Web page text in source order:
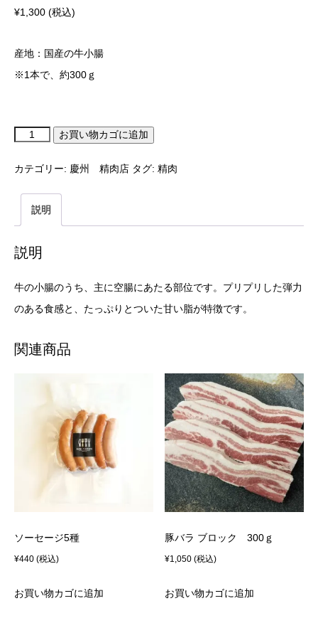
¥1,300 (税込)
産地：国産の牛小腸
※1本で、約300ｇ
お買い物カゴに追加
カテゴリー: 慶州 精肉店 タグ: 精肉
説明
説明
牛の小腸のうち、主に空腸にあたる部位です。プリプリした弾力
のある食感と、たっぷりとついた甘い脂が特徴です。
関連商品
ソーセージ5種
¥440 (税込)
お買い物カゴに追加
豚バラ ブロック 300ｇ
¥1,050 (税込)
お買い物カゴに追加